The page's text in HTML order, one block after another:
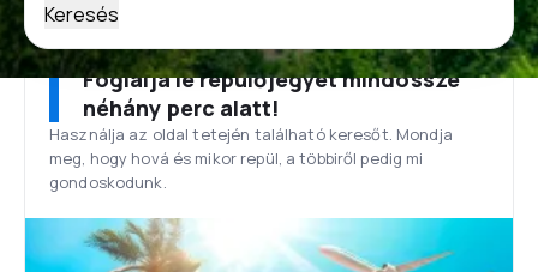
Keresés
Foglalja le repülőjegyét mindössze
néhány perc alatt!
Használja az oldal tetején található keresőt. Mondja
meg, hogy hová és mikor repül, a többiről pedig mi
gondoskodunk.